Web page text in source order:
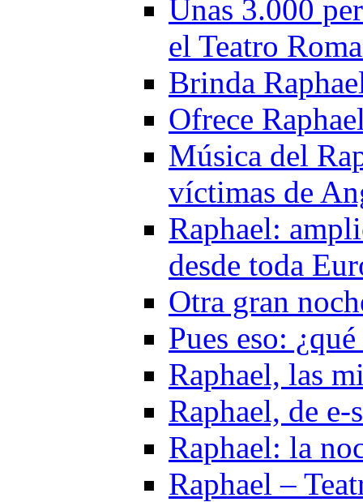
Unas 3.000
el Teatro
Brinda
Ofrece
Música del
víctimas de
Raphael:
desde toda
Otra gran
Pues eso:
Raphael, las
Raphael, de
Raphael: la
Raphael –